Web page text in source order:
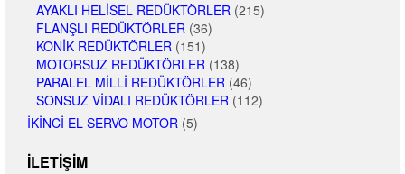
AYAKLI HELISEL REDÜKTÖRLER (215)
FLANŞLI REDÜKTÖRLER (36)
KONIK REDÜKTÖRLER (151)
MOTORSUZ REDÜKTÖRLER (138)
PARALEL MILLI REDÜKTÖRLER (46)
SONSUZ VIDALI REDÜKTÖRLER (112)
İKINCI EL SERVO MOTOR (5)
İLETIŞIM